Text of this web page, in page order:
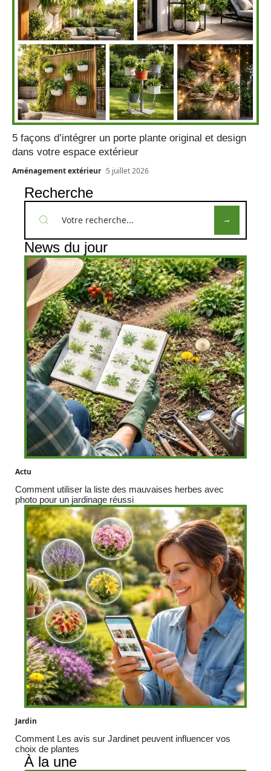
5 façons d’intégrer un porte plante original et design
dans votre espace extérieur
Aménagement extérieur 5 juillet 2026
Recherche
News du jour
Actu
Comment utiliser la liste des mauvaises herbes avec
photo pour un jardinage réussi
Jardin
Comment Les avis sur Jardinet peuvent influencer vos
choix de plantes
À la une